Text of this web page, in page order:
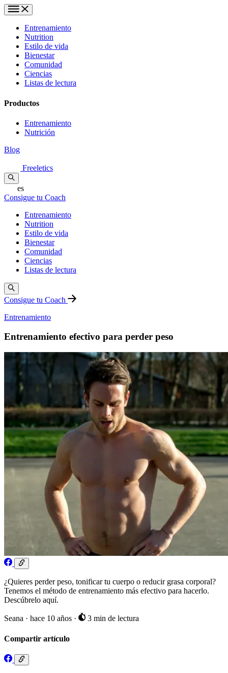
Entrenamiento
Nutrition
Estilo de vida
Bienestar
Comunidad
Ciencias
Listas de lectura
Productos
Entrenamiento
Nutrición
Blog
Freeletics
es
Consigue tu Coach
Entrenamiento
Nutrition
Estilo de vida
Bienestar
Comunidad
Ciencias
Listas de lectura
Consigue tu Coach
Entrenamiento
Entrenamiento efectivo para perder peso
¿Quieres perder peso, tonificar tu cuerpo o reducir grasa corporal?
Tenemos el método de entrenamiento más efectivo para hacerlo.
Descúbrelo aquí.
Seana · hace 10 años · 3 min de lectura
Compartir artículo